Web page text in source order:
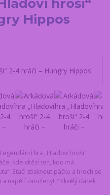
hroši“
Hippos
hra „Hladoví hroši“
kde vítězí ten, kdo má
Stačí stisknout páčku a hroch se
napětí zaručeny! ? Skvělý dárek